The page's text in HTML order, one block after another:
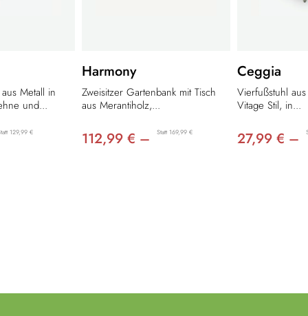
Metall in
und...
129,99 €
Harmony
Zweisitzer Gartenbank mit Tisch
aus Merantiholz,...
112,99 € – Statt 169,99 €
Ceggia
Vierfußstuhl
Vitage Stil, in...
27,99 € –